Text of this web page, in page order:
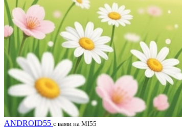
ANDROID55 с вами на MI55